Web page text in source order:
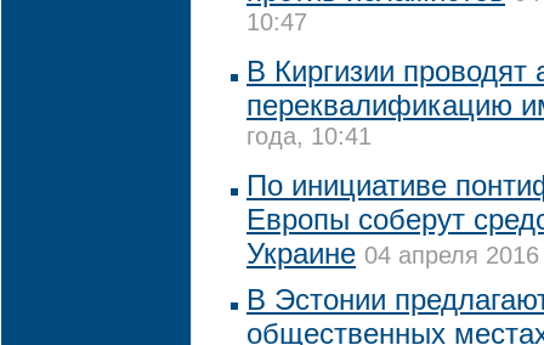
10:47
В Киргизии проводят
переквалификацию
года, 10:41
По инициативе
Европы соберут
Украине 04 апреля
В Эстонии
общественных